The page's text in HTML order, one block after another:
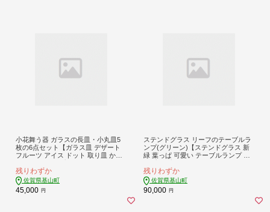
小花舞う器 ガラスの長皿・小丸皿5
枚の6点セット【ガラス皿 デザート
フルーツ アイス ドット 取り皿 かわ
祝 贈り物】K003109
残りわずか
佐賀県基山町
45,000 円
ステンドグラス リーフのテーブルラ
ンプ(グリーン)【ステンドグラス 新
緑 葉っぱ 可愛い テーブルランプ シ
癒し 日本製】K003102
残りわずか
佐賀県基山町
90,000 円